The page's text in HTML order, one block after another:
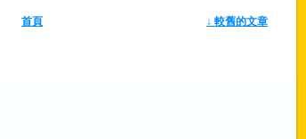
↓ 較舊的文章
首頁